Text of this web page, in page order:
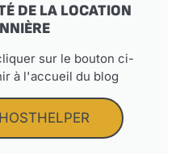
DE LA LOCATION
sur le bouton ci-
à l'accueil du blog